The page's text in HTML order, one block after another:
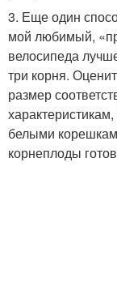
3. Еще один
мой любимый,
велосипеда
три корня.
размер
белыми
корнеплоды